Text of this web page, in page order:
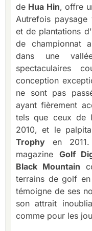
de Hua Hin, offre
Autrefois
et de plantations
de championnat
dans une
spectaculaires
conception
ne sont pas
ayant fièrement
tels que ceux de
2010, et le
Trophy en
magazine Golf
Black Mountain
terrains de golf
témoigne de ses
son attrait
comme pour les